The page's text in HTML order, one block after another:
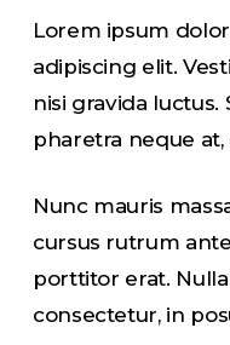
Lorem ipsum
adipiscing elit.
nisi gravida
pharetra neque
Nunc mauris
cursus rutrum
porttitor erat.
consectetur, in